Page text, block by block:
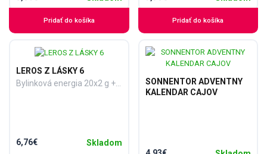
Pridať do košíka Pridať do košíka
LEROS Z LÁSKY 6
6,76€ Skladom
SONNENTOR ADVENTNY
KALENDAR CAJOV